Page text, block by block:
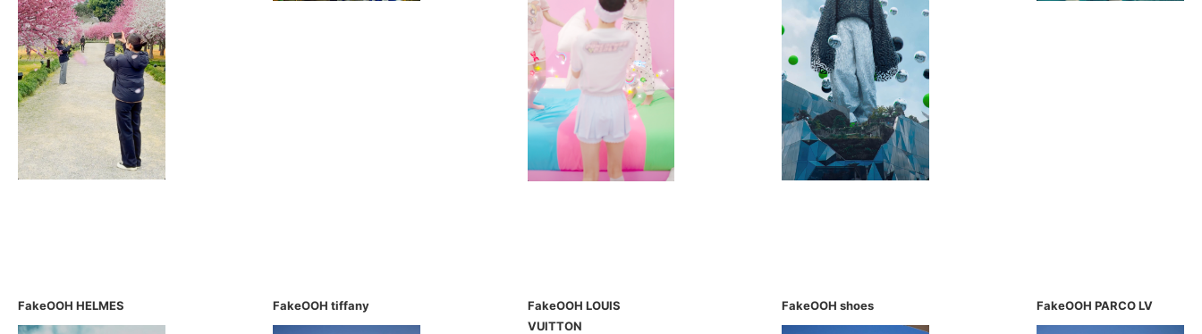
FakeOOH HELMES FakeOOH tiffany
FakeOOH LOUIS
VUITTON
FakeOOH shoes FakeOOH PARCO LV